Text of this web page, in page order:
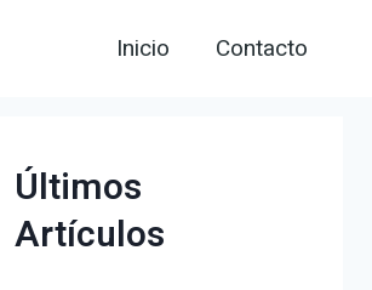
Inicio Contacto
Últimos
Artículos